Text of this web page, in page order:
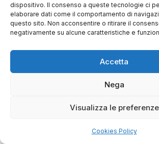
dispositivo. Il consenso a queste tecnologie ci
elaborare dati come il comportamento di
questo sito. Non acconsentire o ritirare il
negativamente su alcune caratteristiche e
Accetta
Nega
Visualizza le preferenze
Cookies Policy
© Copyright 2026 AIM Group
Reserved. | AIM Italy – VAT
| Cookies Policy